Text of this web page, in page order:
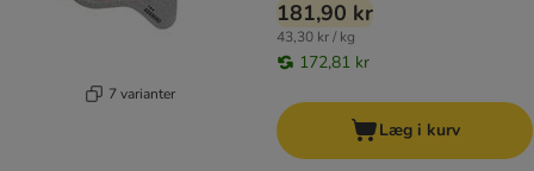
7 varianter
181,90 kr
43,30 kr / kg
172,81 kr
Læg i kurv